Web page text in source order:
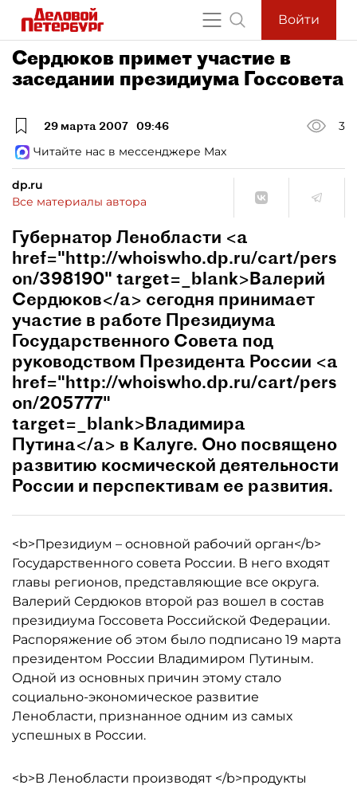
Войти
Сердюков примет участие в
заседании президиума Госсовета
29 марта 2007 09:46
3
Читайте нас в мессенджере Max
dp.ru
Все материалы автора
Губернатор Ленобласти <a
href="http://whoiswho.dp.ru/cart/pers
on/398190" target=_blank>Валерий
Сердюков</a> сегодня принимает
участие в работе Президиума
Государственного Совета под
руководством Президента России <a
href="http://whoiswho.dp.ru/cart/pers
on/205777"
target=_blank>Владимира
Путина</a> в Калуге. Оно посвящено
развитию космической деятельности
России и перспективам ее развития.
<b>Президиум – основной рабочий орган</b>
Государственного совета России. В него входят
главы регионов, представляющие все округа.
Валерий Сердюков второй раз вошел в состав
президиума Госсовета Российской Федерации.
Распоряжение об этом было подписано 19 марта
президентом России Владимиром Путиным.
Одной из основных причин этому стало
социально-экономическое развитие
Ленобласти, признанное одним из самых
успешных в России.
<b>В Ленобласти производят </b>продукты